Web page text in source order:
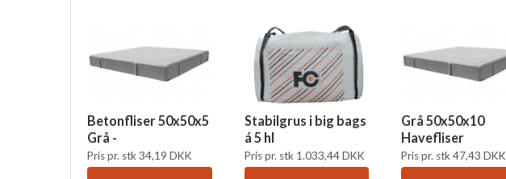
Betonfliser 50x50x5
Grå -
Pris pr. stk 34,19 DKK
Stabilgrus i big bags
á 5 hl
Pris pr. stk 1.033,44DKK
Grå 50x50x10
Havefliser
Pris pr. stk 47,43 DKK